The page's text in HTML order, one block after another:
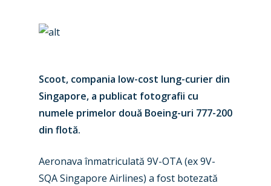
Scoot, compania low-cost lung-curier din
Singapore, a publicat fotografii cu
numele primelor două Boeing-uri 777-200
din flotă.
Aeronava înmatriculată 9V-OTA (ex 9V-
SQA Singapore Airlines) a fost botezată